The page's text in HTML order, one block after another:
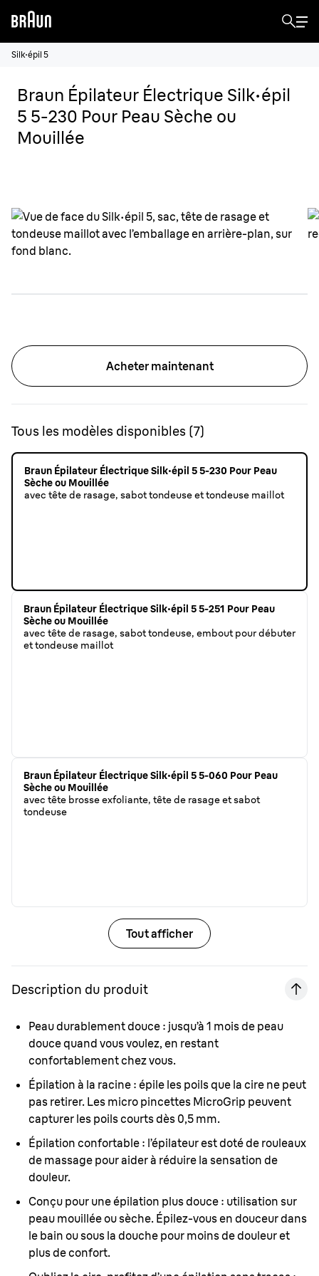
Silk·épil 5
Braun Épilateur Électrique Silk·épil
5 5-230 Pour Peau Sèche ou
Mouillée
Acheter maintenant
Tous les modèles disponibles (7)
Braun Épilateur Électrique Silk·épil 5 5-230 Pour Peau
Sèche ou Mouillée
avec tête de rasage, sabot tondeuse et tondeuse maillot
Braun Épilateur Électrique Silk·épil 5 5-251 Pour Peau
Sèche ou Mouillée
avec tête de rasage, sabot tondeuse, embout pour débuter
et tondeuse maillot
Braun Épilateur Électrique Silk·épil 5 5-060 Pour Peau
Sèche ou Mouillée
avec tête brosse exfoliante, tête de rasage et sabot
tondeuse
Tout afficher
Description du produit
Peau durablement douce : jusqu’à 1 mois de peau
douce quand vous voulez, en restant
confortablement chez vous.
Épilation à la racine : épile les poils que la cire ne peut
pas retirer. Les micro pincettes MicroGrip peuvent
capturer les poils courts dès 0,5 mm.
Épilation confortable : l’épilateur est doté de rouleaux
de massage pour aider à réduire la sensation de
douleur.
Conçu pour une épilation plus douce : utilisation sur
peau mouillée ou sèche. Épilez-vous en douceur dans
le bain ou sous la douche pour moins de douleur et
plus de confort.